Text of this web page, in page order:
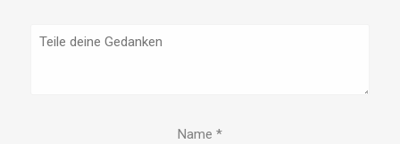
Name *